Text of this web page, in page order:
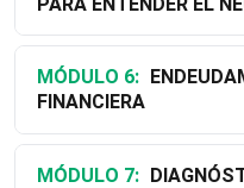
MÓDULO 6:
FINANCIERA
MÓDULO 7: